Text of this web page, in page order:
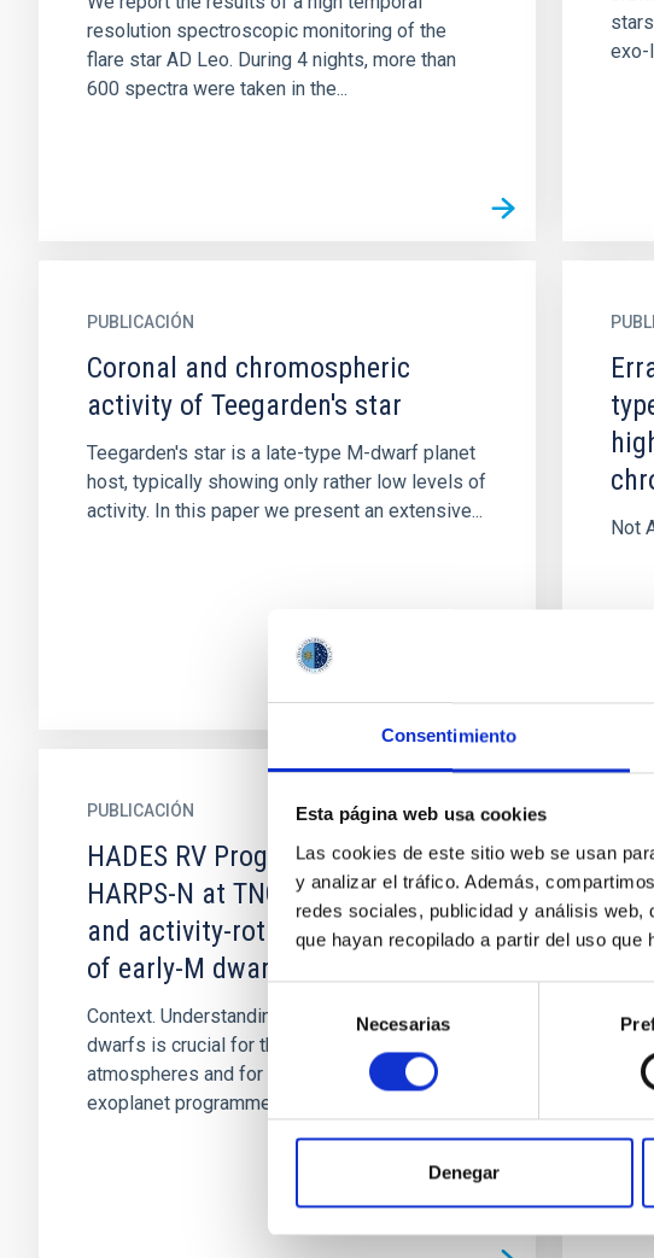
Consentimiento
Esta página web usa cookies
Las cookies de este sitio web se usan
y analizar el tráfico. Además,
redes sociales, publicidad y análisis web,
que hayan recopilado a partir del uso que
consentimiento
Necesarias
Denegar
resolution spectroscopic monitoring of the
flare star AD Leo. During 4 nights, more than
600 spectra were taken in the...
exo-
PUBLICACIÓN
Coronal and chromospheric
activity of Teegarden's star
Teegarden's star is a late-type M-dwarf planet
host, typically showing only rather low levels of
activity. In this paper we present an extensive...
Not
PUBLICACIÓN
HADES RV Programme with
HARPS-N at TNG . III. Flux-flux
and activity-rotation relationships
of early-M dwarfs
Context. Understanding stellar activity in M
dwarfs is crucial for the physics of stellar
atmospheres and for ongoing radial velocity
exoplanet programmes...
We